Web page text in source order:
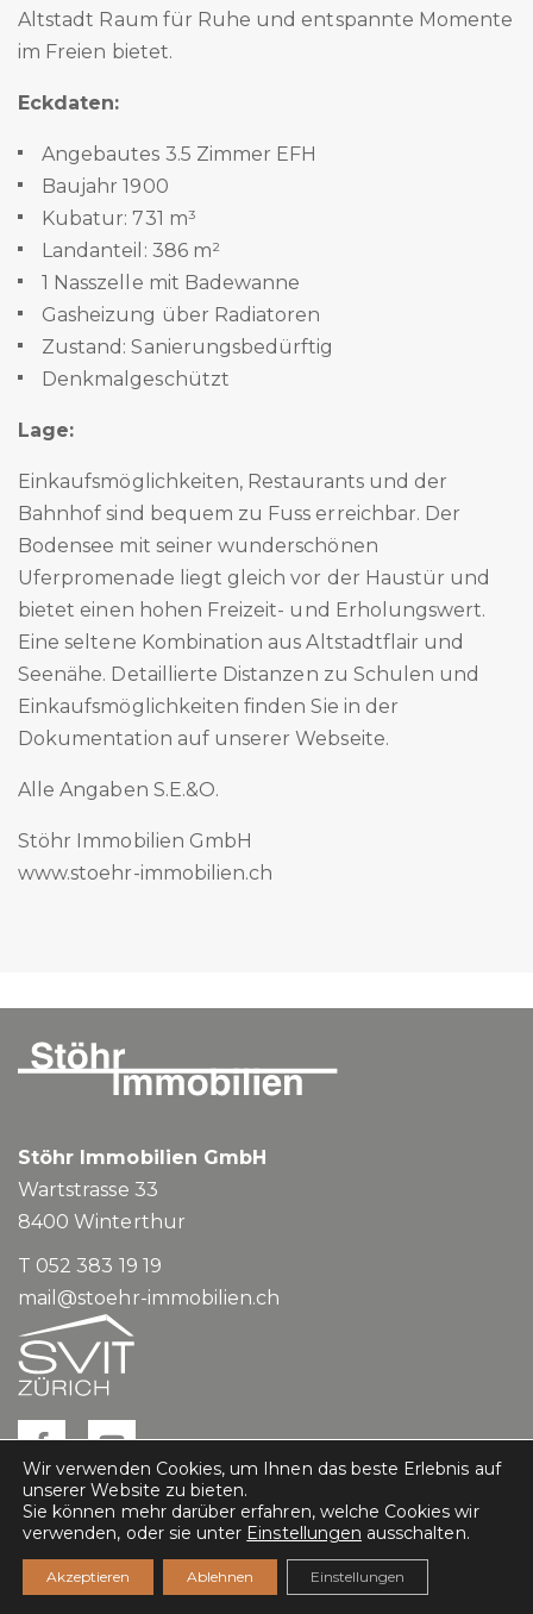
Altstadt Raum für Ruhe und entspannte Momente
im Freien bietet.
Eckdaten:
Angebautes 3.5 Zimmer EFH
Baujahr 1900
Kubatur: 731 m³
Landanteil: 386 m²
1 Nasszelle mit Badewanne
Gasheizung über Radiatoren
Zustand: Sanierungsbedürftig
Denkmalgeschützt
Lage:
Einkaufsmöglichkeiten, Restaurants und der
Bahnhof sind bequem zu Fuss erreichbar. Der
Bodensee mit seiner wunderschönen
Uferpromenade liegt gleich vor der Haustür und
bietet einen hohen Freizeit- und Erholungswert.
Eine seltene Kombination aus Altstadtflair und
Seenähe. Detaillierte Distanzen zu Schulen und
Einkaufsmöglichkeiten finden Sie in der
Dokumentation auf unserer Webseite.
Alle Angaben S.E.&O.
Stöhr Immobilien GmbH
www.stoehr-immobilien.ch
Stöhr Immobilien GmbH
Wartstrasse 33
8400Winterthur
T 052 383 19 19
mail@stoehr-immobilien.ch
Impressum
Datenschutz
casasoft.ch© All rights reserved.
Wir verwenden Cookies, um Ihnen das beste Erlebnis auf
unserer Website zu bieten.
Sie können mehr darüber erfahren, welche Cookies wir
verwenden, oder sie unter Einstellungen ausschalten.
Akzeptieren Ablehnen Einstellungen